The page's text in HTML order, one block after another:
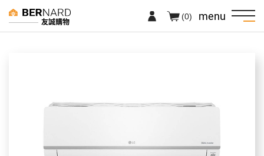
友誠購物 menu
(0)